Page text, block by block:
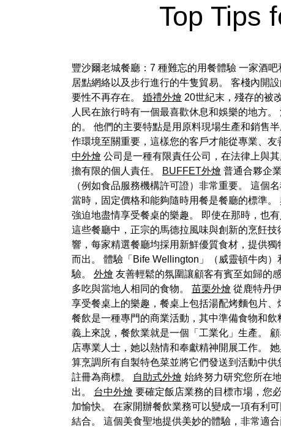
Top Tips
豐沙爾老城餐廳：7 種難忘的用餐體驗 一家酒
居點網絡以及步行進行的牛隻貿易。 客棧內開
要性不再存在。 婚禮外燴 20世紀末，殘存的被
人民在旅行時有一個最喜歡休息和娛樂的地方
的。 他們的主要特點是用原料現場生產和銷售
作環境至關重要，這樣您的客戶才能從專業、友
中外燴 公司是一種有限責任公司，在法律上與
擔有限的個人責任。
BUFFET外燴 普通合夥企
（例如食品服務機構許可證）非常重要。 這個
當時，固定價格和能夠隨時用餐是餐廳的標準
強迫地盡情享受餐桌的樂趣。 即使在那時，也
這些餐廳中，正宗的馬德拉風味與創新的烹飪
響，每家精選餐廳均採用新鮮優質食材，提供
而出。 體驗「Bife Wellington」（威靈頓牛肉
驗。 外燴 友善輕鬆的氛圍讓顧客有賓至如歸的
多吃與當地人相同的食物。 苗栗外燴 從鹿特丹
享受餐桌上的樂趣，餐桌上包括湯配烤麵包片、
餐飲是一種專門的商業活動，其中準備食物和
義上來說，餐飲業就是一個「工業化」生產。
店專業人士，她以熱情和奉獻精神開展工作。
算烹調所有自製特色菜並將它們發送到活動中供
註冊為商標。
自助式外燴 始終努力研究您所在
出。 台中外燴 要確定飯店業務的目標市場，您
加愉快。 在家開辦餐飲業務可以變成一項有利
結合。 這個美食聖地提供美妙的體驗，非常適